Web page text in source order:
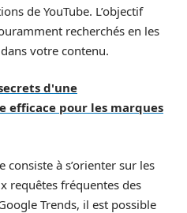
de YouTube. L’objectif
recherchés en les
votre contenu.
d'une
pour les marques
à s’orienter sur les
requêtes fréquentes des
Trends, il est possible